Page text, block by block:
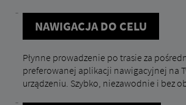
NAWIGACJA DO CELU
Płynne prowadzenie po trasie za
preferowanej aplikacji nawigacyjnej na
urządzeniu. Szybko, niezawodnie i bez